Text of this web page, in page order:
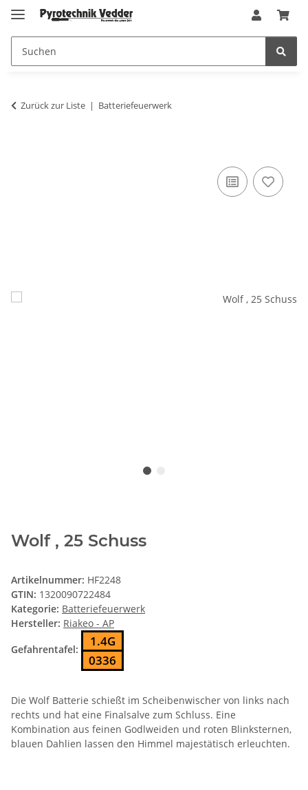
Zurück zur Liste Batteriefeuerwerk
Wolf , 25 Schuss
Artikelnummer: HF2248
GTIN: 1320090722484
Kategorie: Batteriefeuerwerk
Hersteller: Riakeo - AP
Gefahrentafel:
1.4G
0336
Die Wolf Batterie schießt im Scheibenwischer von links nach
rechts und hat eine Finalsalve zum Schluss. Eine
Kombination aus feinen Godlweiden und roten Blinksternen,
blauen Dahlien lassen den Himmel majestätisch erleuchten.